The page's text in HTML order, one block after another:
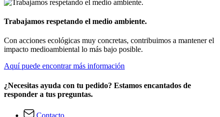
Trabajamos respetando el medio ambiente.
Con acciones ecológicas muy concretas, contribuimos a mantener el
impacto medioambiental lo más bajo posible.
Aquí puede encontrar más información
¿Necesitas ayuda con tu pedido? Estamos encantados de
responder a tus preguntas.
Contacto